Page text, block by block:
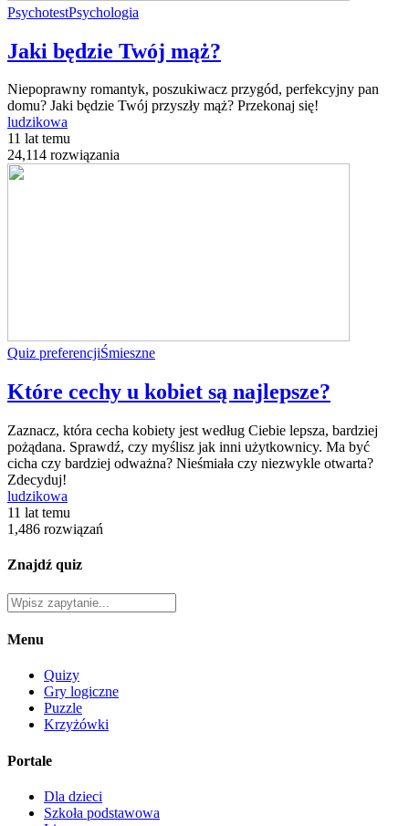
PsychotestPsychologia
Jaki będzie Twój mąż?
Niepoprawny romantyk, poszukiwacz przygód, perfekcyjny pan
domu? Jaki będzie Twój przyszły mąż? Przekonaj się!
ludzikowa
11 lat temu
24,114 rozwiązania
Quiz preferencjiŚmieszne
Które cechy u kobiet są najlepsze?
Zaznacz, która cecha kobiety jest według Ciebie lepsza, bardziej
pożądana. Sprawdź, czy myślisz jak inni użytkownicy. Ma być
cicha czy bardziej odważna? Nieśmiała czy niezwykle otwarta?
Zdecyduj!
ludzikowa
11 lat temu
1,486 rozwiązań
Znajdź quiz
Menu
Quizy
Gry logiczne
Puzzle
Krzyżówki
Portale
Dla dzieci
Szkoła podstawowa